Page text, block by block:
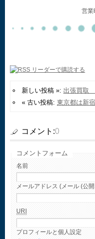
営業
新しい投稿 »: 出張買取
« 古い投稿: 東京都は新
コメント:0
コメントフォーム
名前
メールアドレス (メール (公
URI
プロフィールと個人設定